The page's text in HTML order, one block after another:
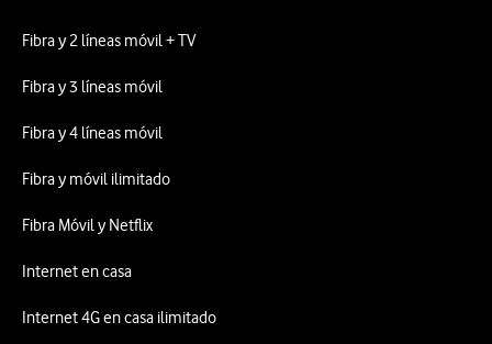
Fibra y 2 líneas móvil + TV
Fibra y 3 líneas móvil
Fibra y 4 líneas móvil
Fibra y móvil ilimitado
Fibra Móvil y Netflix
Internet en casa
Internet 4G en casa ilimitado